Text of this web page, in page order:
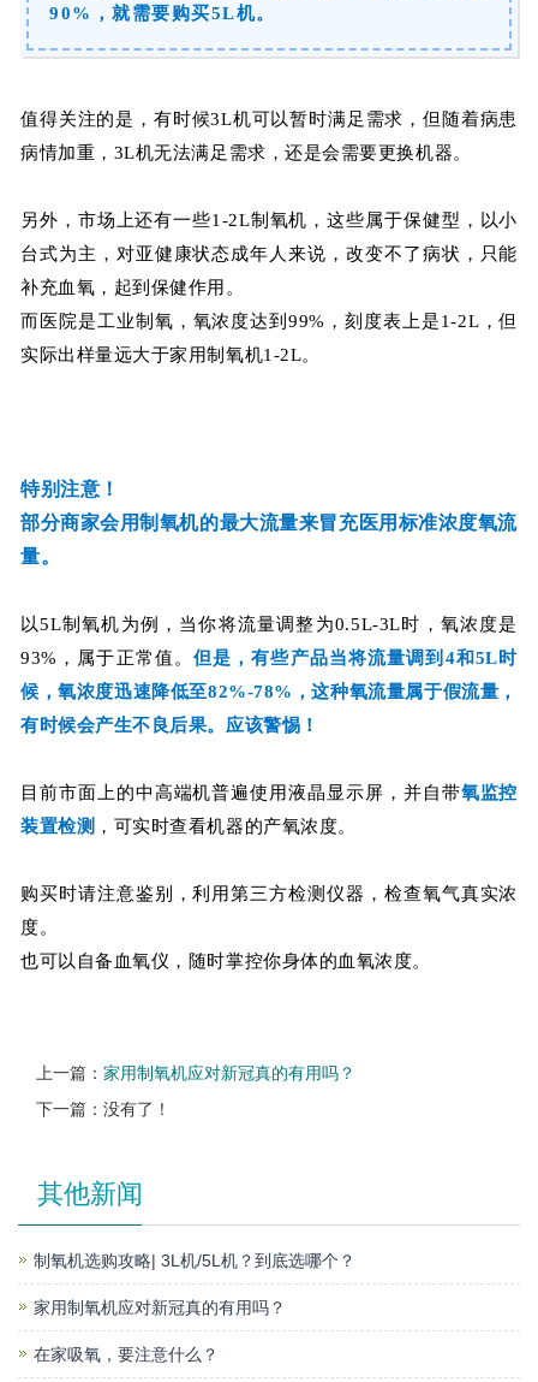
90%，就需要购买5L机。
值得关注的是，有时候3L机可以暂时满足需求，但随着病患
病情加重，3L机无法满足需求，还是会需要更换机器。
另外，市场上还有一些1-2L制氧机，这些属于保健型，以小
台式为主，对亚健康状态成年人来说，改变不了病状，只能
补充血氧，起到保健作用。
而医院是工业制氧，氧浓度达到99%，刻度表上是1-2L，但
实际出样量远大于家用制氧机1-2L。
特别注意！
部分商家会用制氧机的最大流量来冒充医用标准浓度氧流
量。
以5L制氧机为例，当你将流量调整为0.5L-3L时，氧浓度是
93%，属于正常值。但是，有些产品当将流量调到4和5L时
候，氧浓度迅速降低至82%-78%，这种氧流量属于假流量，
有时候会产生不良后果。应该警惕！
目前市面上的中高端机普遍使用液晶显示屏，并自带氧监控
装置检测 ，可实时查看机器的产氧浓度。
购买时请注意鉴别，利用第三方检测仪器，检查氧气真实浓
度。
也可以自备血氧仪，随时掌控你身体的血氧浓度。
上一篇： 家用制氧机应对新冠真的有用吗？
下一篇：没有了！
其他新闻
制氧机选购攻略| 3L机/5L机？到底选哪个？
家用制氧机应对新冠真的有用吗？
在家吸氧，要注意什么？